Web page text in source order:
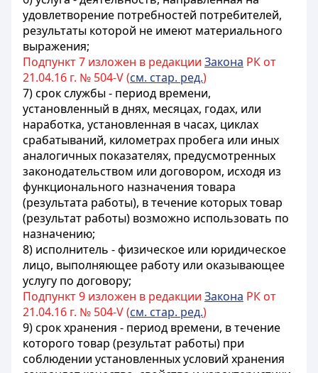
удовлетворение потребностей потребителей,
результаты которой не имеют материального
выражения;
Подпункт 7 изложен в редакции Закона РК от
21.04.16 г. № 504-V (см. стар. ред.)
7) срок службы - период времени,
установленный в днях, месяцах, годах, или
наработка, установленная в часах, циклах
срабатываний, километрах пробега или иных
аналогичных показателях, предусмотренных
законодательством или договором, исходя из
функционального назначения товара
(результата работы), в течение которых товар
(результат работы) возможно использовать по
назначению;
8) исполнитель - физическое или юридическое
лицо, выполняющее работу или оказывающее
услугу по договору;
Подпункт 9 изложен в редакции Закона РК от
21.04.16 г. № 504-V (см. стар. ред.)
9) срок хранения - период времени, в течение
которого товар (результат работы) при
соблюдении установленных условий хранения